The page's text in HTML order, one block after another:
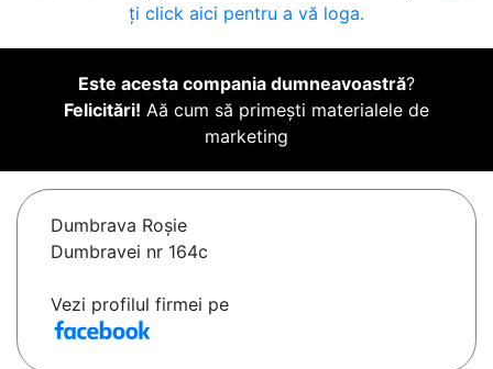
ți click aici pentru a vă loga.
Este acesta compania dumneavoastră?
Felicitări! Aă cum să primești materialele de
marketing
Dumbrava Roşie
Dumbravei nr 164c
Vezi profilul firmei pe